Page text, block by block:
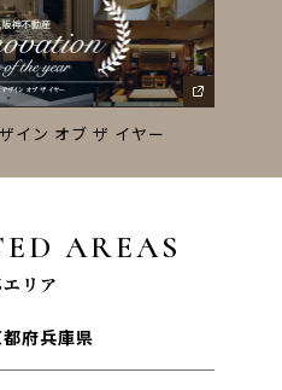
イン オブ ザ イヤー
AREAS
リア
府兵庫県